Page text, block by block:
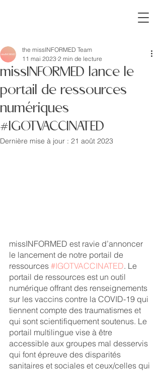
missINFORMED lance le
portail de ressources
numériques
#IGOTVACCINATED
the missINFORMED Team
11 mai 2023 2 min de lecture
Dernière mise à jour : 21 août 2023
missINFORMED est ravie d’annoncer
le lancement de notre portail de
ressources #IGOTVACCINATED. Le
portail de ressources est un outil
numérique offrant des renseignements
sur les vaccins contre la COVID-19 qui
tiennent compte des traumatismes et
qui sont scientifiquement soutenus. Le
portail multilingue vise à être
accessible aux groupes mal desservis
qui font épreuve des disparités
sanitaires et sociales et ceux/celles qui